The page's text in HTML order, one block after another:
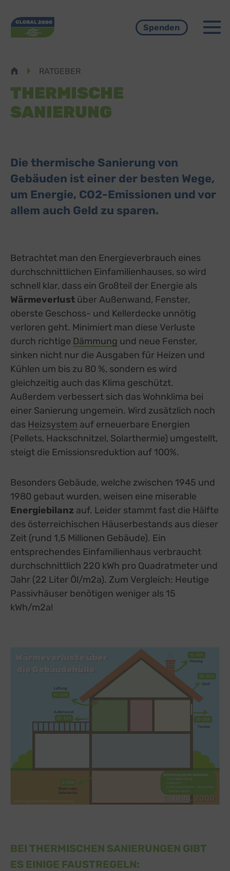
Spenden
RATGEBER
THERMISCHE
SANIERUNG
Die thermische Sanierung von
Gebäuden ist einer der besten Wege,
um Energie, CO2-Emissionen und vor
allem auch Geld zu sparen.
Betrachtet man den Energieverbrauch eines
durchschnittlichen Einfamilienhauses, so wird
schnell klar, dass ein Großteil der Energie als
Wärmeverlust über Außenwand, Fenster,
oberste Geschoss- und Kellerdecke unnötig
verloren geht. Minimiert man diese Verluste
durch richtige Dämmung und neue Fenster,
sinken nicht nur die Ausgaben für Heizen und
Kühlen um bis zu 80 %, sondern es wird
gleichzeitig auch das Klima geschützt.
Außerdem verbessert sich das Wohnklima bei
einer Sanierung ungemein. Wird zusätzlich noch
das Heizsystem auf erneuerbare Energien
(Pellets, Hackschnitzel, Solarthermie) umgestellt,
steigt die Emissionsreduktion auf 100%.
Besonders Gebäude, welche zwischen 1945 und
1980 gebaut wurden, weisen eine miserable
Energiebilanz auf. Leider stammt fast die Hälfte
des österreichischen Häuserbestands aus dieser
Zeit (rund 1,5 Millionen Gebäude). Ein
entsprechendes Einfamilienhaus verbraucht
durchschnittlich 220 kWh pro Quadratmeter und
Jahr (22 Liter Öl/m2a). Zum Vergleich: Heutige
Passivhäuser benötigen weniger als 15
kWh/m2a!
GLOBAL 2000
BEI THERMISCHEN SANIERUNGEN GIBT
ES EINIGE FAUSTREGELN: